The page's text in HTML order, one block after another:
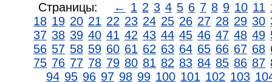
Страницы: ← 1 2 3 4 5 6 7 8 9 10 11
18 19 20 21 22 23 24 25 26 27 28 29 30
37 38 39 40 41 42 43 44 45 46 47 48 49
56 57 58 59 60 61 62 63 64 65 66 67 68
75 76 77 78 79 80 81 82 83 84 85 86 87
94 95 96 97 98 99 100 101 102 103